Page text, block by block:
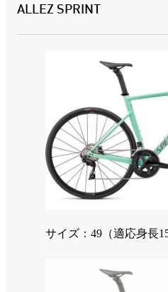
ALLEZ SPRINT
サイズ：49（適応身長